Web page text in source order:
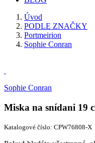
Úvod
PODLE ZNAČKY
Portmeirion
Sophie Conran
Sophie Conran
Miska na snídani 19
Katalogové číslo: CPW76808-X